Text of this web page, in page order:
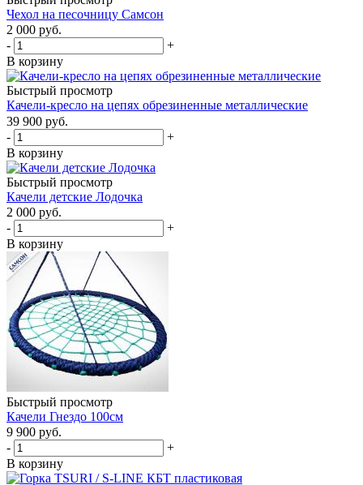
Чехол на песочницу Самсон
2 000 руб.
-
+
В корзину
Быстрый просмотр
Качели-кресло на цепях обрезиненные металлические
39 900 руб.
-
+
В корзину
Быстрый просмотр
Качели детские Лодочка
2 000 руб.
-
+
В корзину
Быстрый просмотр
Качели Гнездо 100см
9 900 руб.
-
+
В корзину